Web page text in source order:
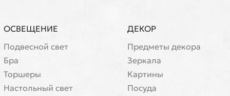
ОСВЕЩЕНИЕ
Подвесной свет
Бра
Торшеры
Настольный свет
ДЕКОР
Предметы декора
Зеркала
Картины
Посуда